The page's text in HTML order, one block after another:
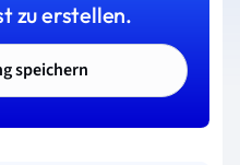
zu erstellen.
speichern